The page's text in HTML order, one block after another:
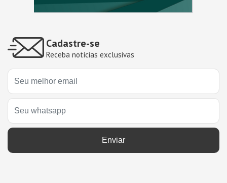
Cadastre-se
Receba notícias exclusivas
Enviar